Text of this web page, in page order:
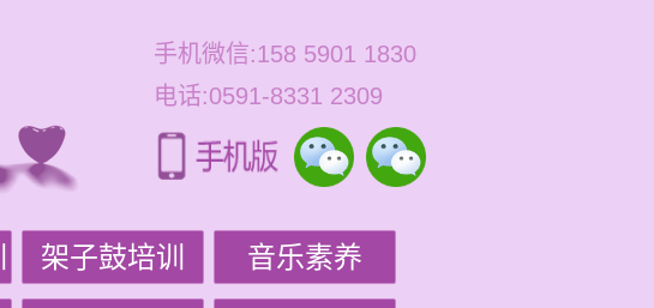
手机微信:158 5901 1830
电话:0591-8331 2309
架子鼓培训 音乐素养